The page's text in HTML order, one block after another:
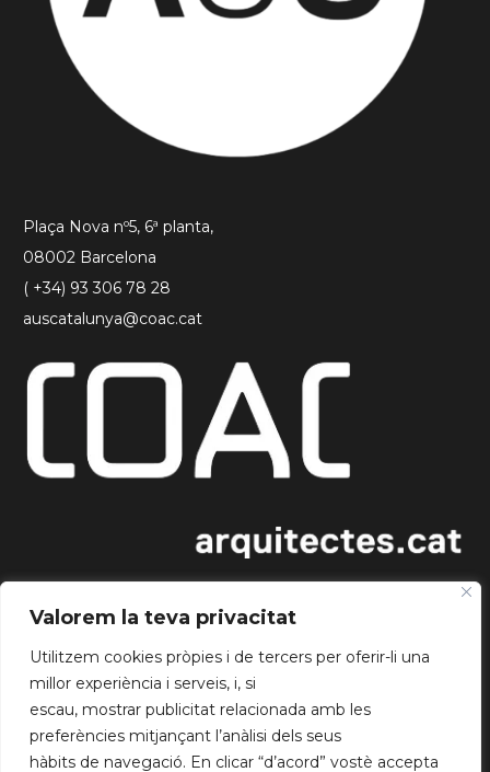
Valorem la teva privacitat
Utilitzem cookies pròpies i de tercers per oferir-li una
millor experiència i serveis, i, si
escau, mostrar publicitat relacionada amb les
preferències mitjançant l’anàlisi dels seus
hàbits de navegació. En clicar “d’acord” vostè accepta
Plaça Nova nº5, 6ª planta,
08002 Barcelona
( +34) 93 306 78 28
auscatalunya@coac.cat
INFORMATION
Working groups